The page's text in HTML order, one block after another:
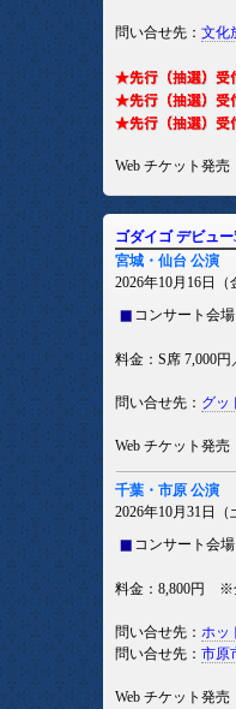
問い合せ先： 文化
Web チケット発売
ゴダイゴ デビュー
宮城・仙台 公演
2026年10月16日（
コンサート会
料金：S席 7,000
問い合せ先： グッ
Web チケット発売
千葉・市原 公演
2026年10月31日（
コンサート会
料金：8,800円 ※
問い合せ先： ホッ
問い合せ先： 市原
Web チケット発売